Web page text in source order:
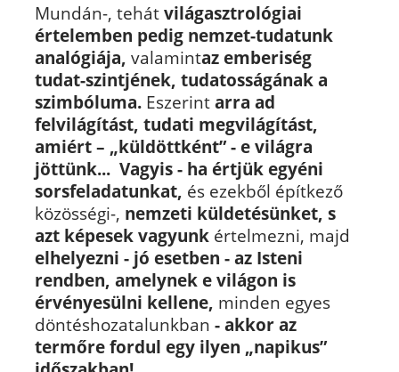
Mundán-, tehát világasztrológiai
értelemben pedig nemzet-tudatunk
analógiája, valamintaz emberiség
tudat-szintjének, tudatosságának a
szimbóluma. Eszerint arra ad
felvilágítást, tudati megvilágítást,
amiért – „küldöttként” - e világra
jöttünk... Vagyis - ha értjük egyéni
sorsfeladatunkat, és ezekből építkező
közösségi-, nemzeti küldetésünket, s
azt képesek vagyunk értelmezni, majd
elhelyezni - jó esetben - az Isteni
rendben, amelynek e világon is
érvényesülni kellene, minden egyes
döntéshozatalunkban - akkor az
termőre fordul egy ilyen „napikus”